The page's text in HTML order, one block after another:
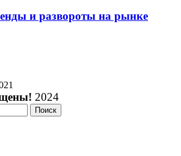
и развороты на рынке
2024
Поиск